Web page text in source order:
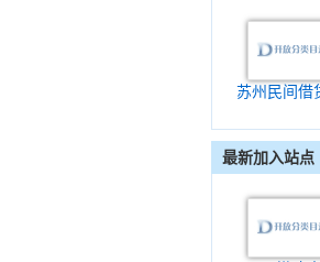
苏州民间借
最新加入站点